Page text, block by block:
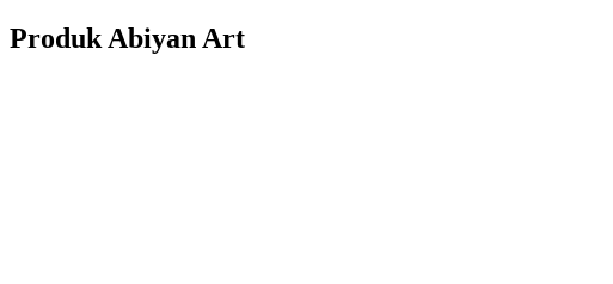
Produk Abiyan Art